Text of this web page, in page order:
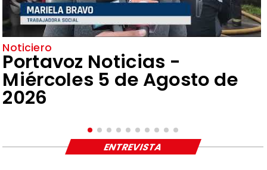
Noticiero
Portavoz Noticias -
Miércoles 5 de Agosto de
2026
ENTREVISTA